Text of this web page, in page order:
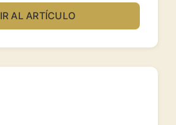
IR AL ARTÍCULO